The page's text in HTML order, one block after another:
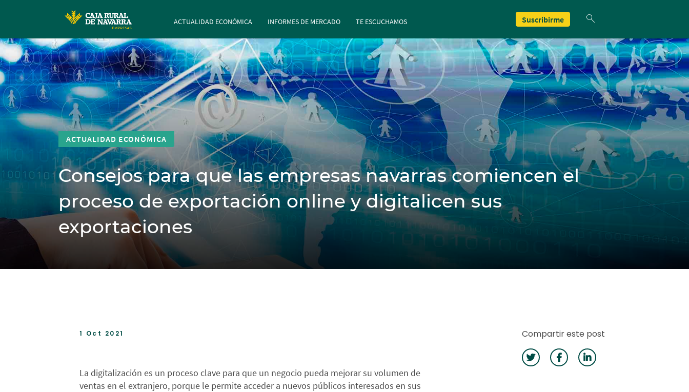
ACTUALIDAD ECONÓMICA INFORMES DE MERCADO TE ESCUCHAMOS Suscribirme
ACTUALIDAD ECONÓMICA
Consejos para que las empresas navarras comiencen el
proceso de exportación online y digitalicen sus
exportaciones
1 Oct 2021
La digitalización es un proceso clave para que un negocio pueda mejorar su volumen de
ventas en el extranjero, porque le permite acceder a nuevos públicos interesados en sus
Compartir este post